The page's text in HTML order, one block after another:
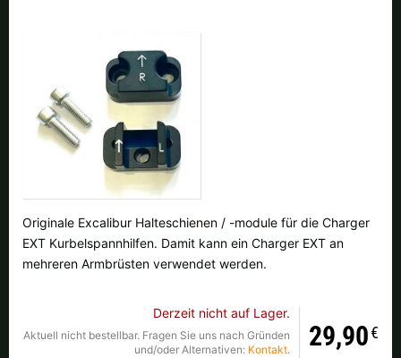
Originale Excalibur Halteschienen / -module für die Charger
EXT Kurbelspannhilfen. Damit kann ein Charger EXT an
mehreren Armbrüsten verwendet werden.
Derzeit nicht auf Lager.
Aktuell nicht bestellbar. Fragen Sie uns nach Gründen
und/oder Alternativen: Kontakt. 29,90€
Niederlande |€
Portugal |€
Schweiz |Fr.
€
Tschechien |Kč Ungarn |Ft
weitere Länder, siehe unten
Alle verfügbaren Versandregionen: